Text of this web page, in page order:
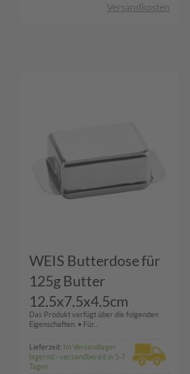
Versandkosten
WEIS Butterdose für
125g Butter
12,5x7,5x4,5cm
Edelstahl
Das Produkt verfügt über die folgenden
Eigenschaften: • Für...
Lieferzeit: Im Versandlager
lagernd - versandbereit in 5-7
Tagen